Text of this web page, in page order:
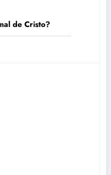
de Cristo?